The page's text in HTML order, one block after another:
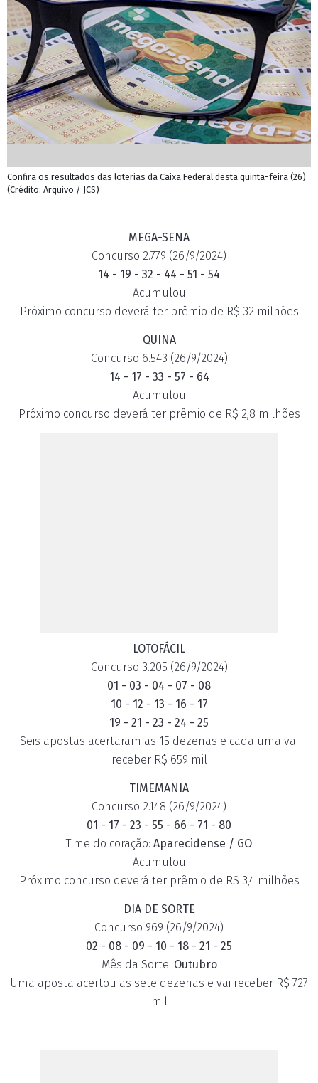
Confira os resultados das loterias da Caixa Federal desta quinta-feira (26)
(Crédito: Arquivo / JCS)
MEGA-SENA
Concurso 2.779 (26/9/2024)
14 - 19 - 32 - 44 - 51 - 54
Acumulou
Próximo concurso deverá ter prêmio de R$ 32 milhões
QUINA
Concurso 6.543 (26/9/2024)
14 - 17 - 33 - 57 - 64
Acumulou
Próximo concurso deverá ter prêmio de R$ 2,8 milhões
LOTOFÁCIL
Concurso 3.205 (26/9/2024)
01 - 03 - 04 - 07 - 08
10 - 12 - 13 - 16 - 17
19 - 21 - 23 - 24 - 25
Seis apostas acertaram as 15 dezenas e cada uma vai
receber R$ 659 mil
TIMEMANIA
Concurso 2.148 (26/9/2024)
01 - 17 - 23 - 55 - 66 - 71 - 80
Time do coração: Aparecidense / GO
Acumulou
Próximo concurso deverá ter prêmio de R$ 3,4 milhões
DIA DE SORTE
Concurso 969 (26/9/2024)
02 - 08 - 09 - 10 - 18 - 21 - 25
Mês da Sorte: Outubro
Uma aposta acertou as sete dezenas e vai receber R$ 727
mil